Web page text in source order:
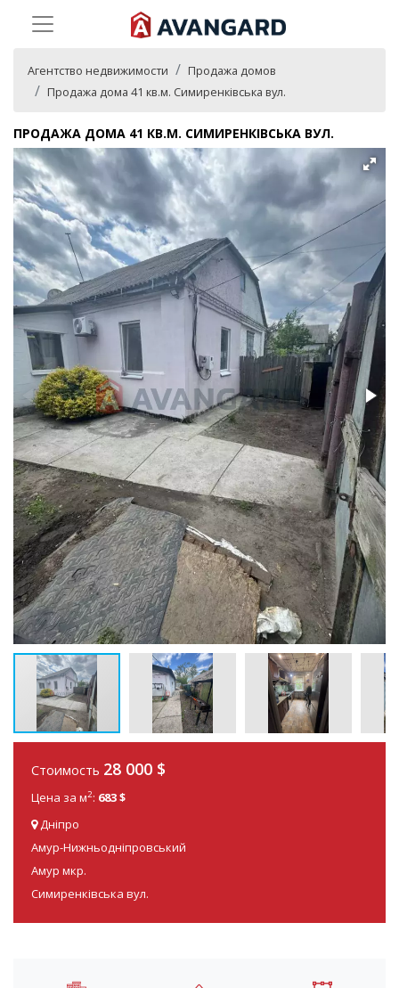
Агентство недвижимости
Продажа домов
Продажа дома 41 кв.м. Симиренківська вул.
ПРОДАЖА ДОМА 41 КВ.М. СИМИРЕНКІВСЬКА ВУЛ.
Стоимость 28 000 $
Цена за м2: 683 $
Дніпро
Амур-Нижньодніпровський
Амур мкр.
Симиренківська вул.